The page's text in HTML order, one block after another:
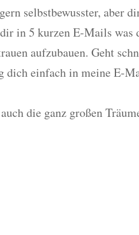
selbstbewusster, aber
in 5 kurzen E-Mails
aufzubauen. Geht
dich einfach in meine E-
die ganz großen